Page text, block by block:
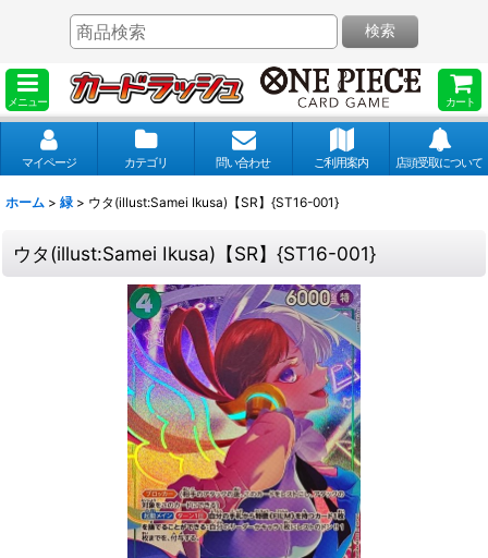
メニュー カート
検索
マイページ カテゴリ 問い合わせ ご利用案内 店頭受取について
ホーム > 緑 > ウタ(illust:Samei Ikusa)【SR】{ST16-001}
ウタ(illust:Samei Ikusa)【SR】{ST16-001}